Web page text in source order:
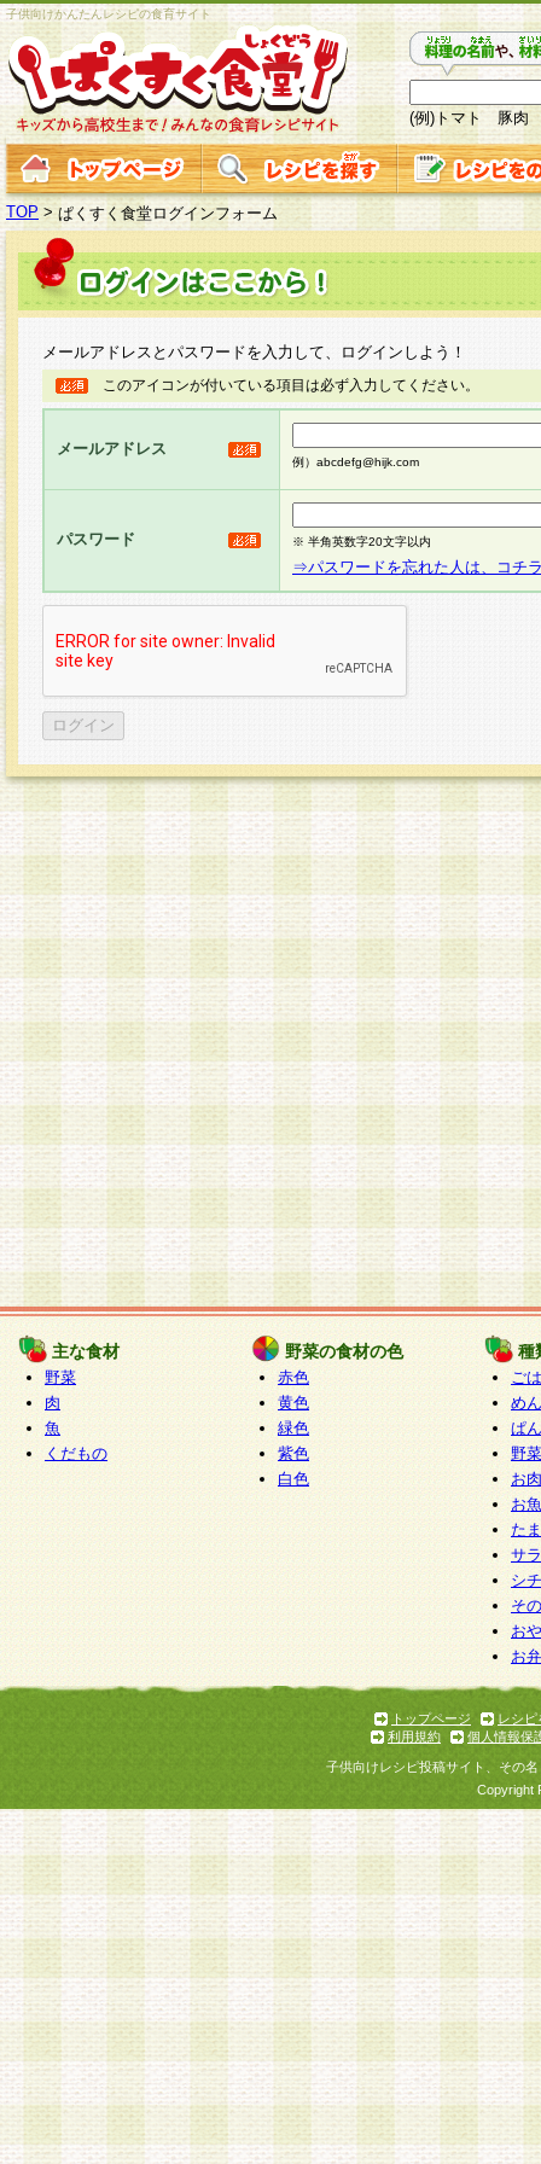
子供向けかんたんレシピの食育サイト
(例)トマト 豚肉
TOP > ぱくすく食堂ログインフォーム
メールアドレスとパスワードを入力して、ログインしよう！
このアイコンが付いている項目は必ず入力してください。
メールアドレス
例）abcdefg@hijk.com
パスワード ※ 半角英数字20文字以内
⇒パスワードを忘れた人は、コチ
主な食材
野菜
肉
魚
くだもの
野菜の食材の色
赤色
黄色
緑色
紫色
白色
種
ご
めん
ぱん
野
お
お
た
サ
シ
そ
お
お
トップページ
レシピ
利用規約
個人情報保
子供向けレシピ投稿サイト、その
Copyright